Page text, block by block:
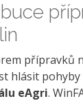
přípravků
hlásit
eAgri.